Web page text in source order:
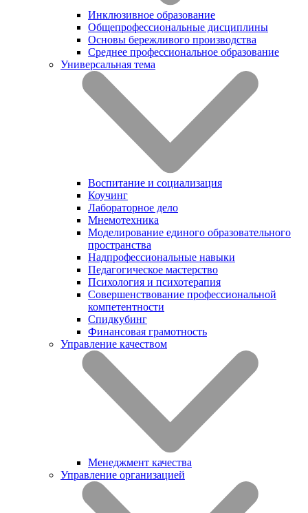
Инклюзивное образование
Общепрофессиональные дисциплины
Основы бережливого производства
Среднее профессиональное образование
Универсальная тема
Воспитание и социализация
Коучинг
Лабораторное дело
Мнемотехника
Моделирование единого образовательного
пространства
Надпрофессиональные навыки
Педагогическое мастерство
Психология и психотерапия
Совершенствование профессиональной
компетентности
Спидкубинг
Финансовая грамотность
Управление качеством
Менеджмент качества
Управление организацией